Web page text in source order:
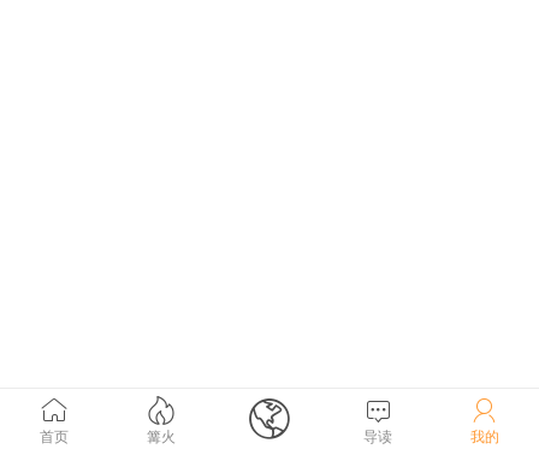

首页

篝火  
导读

我的